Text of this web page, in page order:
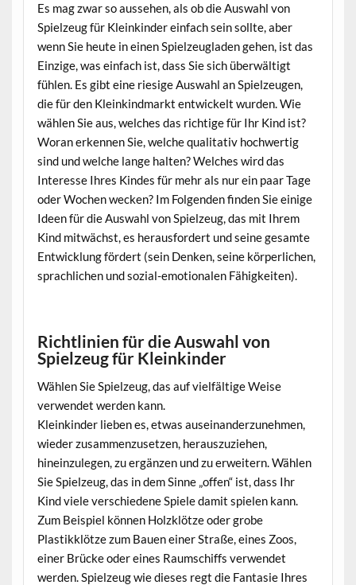
Es mag zwar so aussehen, als ob die Auswahl von
Spielzeug für Kleinkinder einfach sein sollte, aber
wenn Sie heute in einen Spielzeugladen gehen, ist das
Einzige, was einfach ist, dass Sie sich überwältigt
fühlen. Es gibt eine riesige Auswahl an Spielzeugen,
die für den Kleinkindmarkt entwickelt wurden. Wie
wählen Sie aus, welches das richtige für Ihr Kind ist?
Woran erkennen Sie, welche qualitativ hochwertig
sind und welche lange halten? Welches wird das
Interesse Ihres Kindes für mehr als nur ein paar Tage
oder Wochen wecken? Im Folgenden finden Sie einige
Ideen für die Auswahl von Spielzeug, das mit Ihrem
Kind mitwächst, es herausfordert und seine gesamte
Entwicklung fördert (sein Denken, seine körperlichen,
sprachlichen und sozial-emotionalen Fähigkeiten).
Richtlinien für die Auswahl von
Spielzeug für Kleinkinder
Wählen Sie Spielzeug, das auf vielfältige Weise
verwendet werden kann.
Kleinkinder lieben es, etwas auseinanderzunehmen,
wieder zusammenzusetzen, herauszuziehen,
hineinzulegen, zu ergänzen und zu erweitern. Wählen
Sie Spielzeug, das in dem Sinne „offen“ ist, dass Ihr
Kind viele verschiedene Spiele damit spielen kann.
Zum Beispiel können Holzklötze oder grobe
Plastikklötze zum Bauen einer Straße, eines Zoos,
einer Brücke oder eines Raumschiffs verwendet
werden. Spielzeug wie dieses regt die Fantasie Ihres